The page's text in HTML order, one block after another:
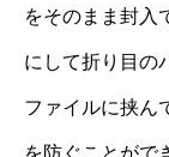
をそのまま封入
にして折り目の
ファイルに挟ん
を防ぐことがで